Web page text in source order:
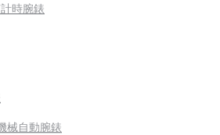
時腕錶
械自動腕錶